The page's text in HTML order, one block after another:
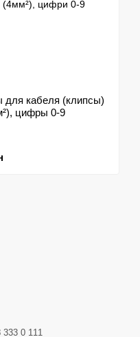
для кабеля (клипсы)
цифры 0-9
333 0 111